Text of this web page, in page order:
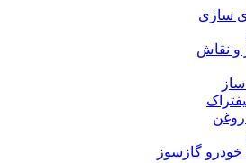
سازی
و نقاش
گازسوز